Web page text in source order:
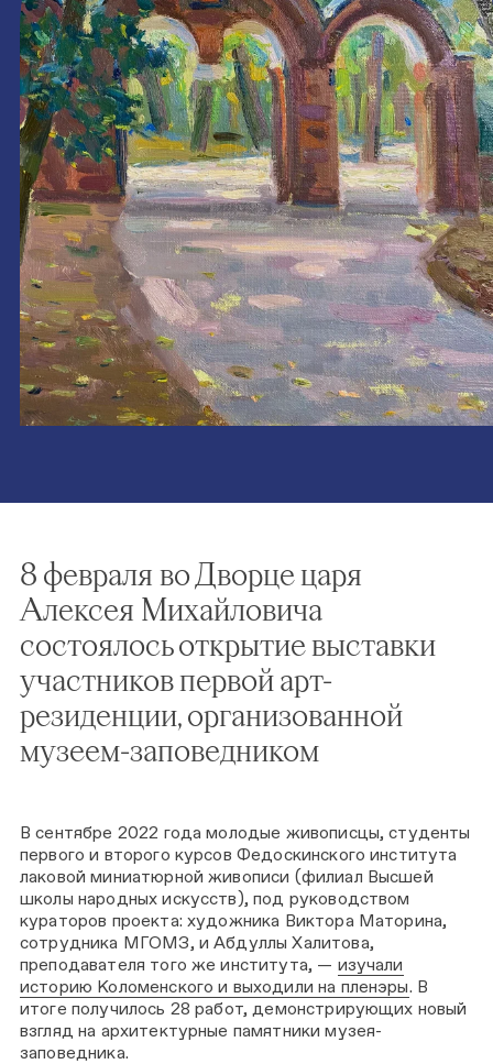
8 февраля во Дворце царя
Алексея Михайловича
состоялось открытие выставки
участников первой арт-
резиденции, организованной
музеем-заповедником
В сентябре 2022 года молодые живописцы, студенты
первого и второго курсов Федоскинского института
лаковой миниатюрной живописи (филиал Высшей
школы народных искусств), под руководством
кураторов проекта: художника Виктора Маторина,
сотрудника МГОМЗ, и Абдуллы Халитова,
преподавателя того же института, — изучали
историю Коломенского и выходили на пленэры. В
итоге получилось 28 работ, демонстрирующих новый
взгляд на архитектурные памятники музея-
заповедника.